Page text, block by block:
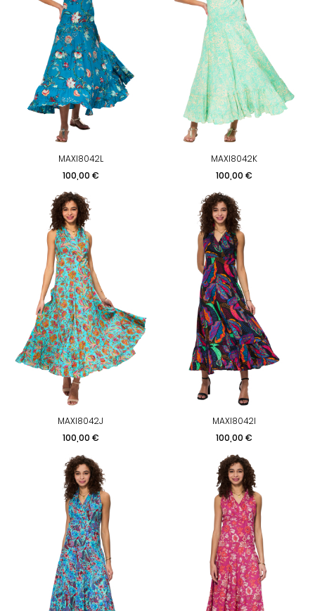
MAXI8042L
Prix
100,00 €
MAXI8042K
Prix
100,00 €
MAXI8042J
Prix
100,00 €
MAXI8042I
Prix
100,00 €